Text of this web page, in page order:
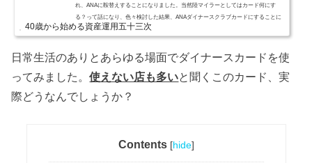
れ、ANAに鞍替えすることになりました。当然陸マイラーとしてはカード何にす
る？って話になり、色々検討した結果、ANAダイナースクラブカードにすることに
決定しました。なぜANAダイナースクラブカードだったのか最終的な候補として
ブカード、ダイナースクラブカードプロパーの4種類だったのですが、最終的にAN
Aダイナースクラブカードに決めました。理由は大きく以下の3つです ...
40歳から始める資産運用五十三次
日常生活のありとあらゆる場面でダイナースカードを使
ってみました。使えない店も多いと聞くこのカード、実
際どうなんでしょうか？
Contents [hide]